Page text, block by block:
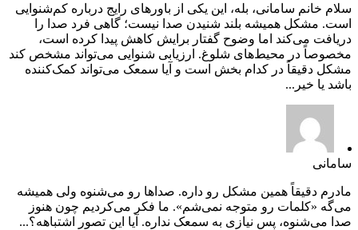
سلام خانم سامانی، بله، این یکی از باورهای رایج درباره کم‌شنوایی
است. مشکل همیشه بلند شنیدن صدا نیست؛ گاهی فرد صدا را
دریافت می‌کند اما وضوح گفتار برایش کاهش پیدا کرده است،
مخصوصاً در محیط‌های شلوغ. ارزیابی شنوایی می‌تواند مشخص کند
مشکل دقیقاً در کدام بخش است و آیا سمعک می‌تواند کمک‌کننده
باشد یا خیر...
سامانی
مادرم دقیقاً همین مشکل رو داره. صداها رو می‌شنوه ولی همیشه
می‌گه «کلمات رو متوجه نمی‌شم». ما فکر می‌کردیم چون هنوز
صدا می‌شنوه، پس نیازی به سمعک نداره. آیا این تصور اشتباهه؟...